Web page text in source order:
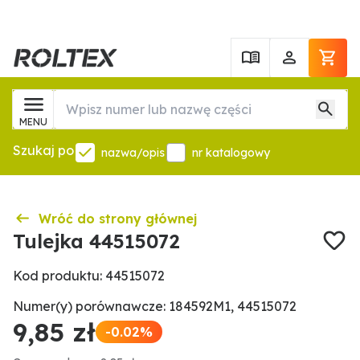
MENU
Szukaj po nazwa/opis nr katalogowy
Wróć do strony głównej
Tulejka 44515072
Kod produktu: 44515072
Numer(y) porównawcze: 184592M1, 44515072
9,85 zł -0.02%